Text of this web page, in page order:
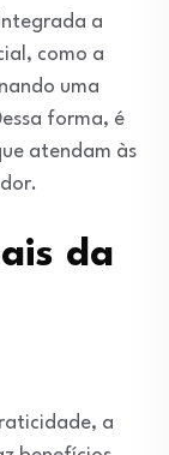
a
como a
uma
forma, é
atendam às
da
a